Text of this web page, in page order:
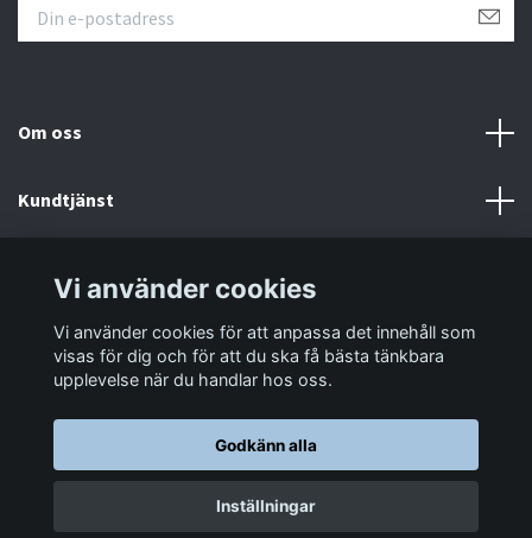
Om oss
Kundtjänst
Sociala medier
© 2026 LastaTungt.se
Vi använder cookies
Vi använder cookies för att anpassa det innehåll som
visas för dig och för att du ska få bästa tänkbara
upplevelse när du handlar hos oss.
Godkänn alla
Inställningar